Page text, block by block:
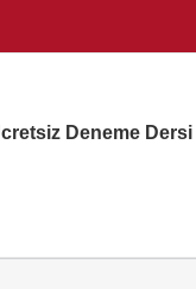
Deneme Dersi